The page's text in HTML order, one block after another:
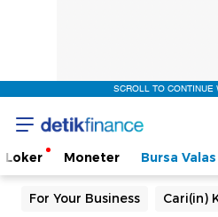
SCROLL TO CONTINUE
Loker Moneter Bursa Valas
For Your Business Cari(in)